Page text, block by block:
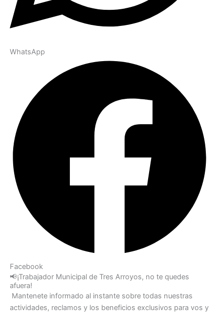
WhatsApp
Facebook
📢¡Trabajador Municipal de Tres Arroyos, no te quedes
afuera!
Mantenete informado al instante sobre todas nuestras
actividades, reclamos y los beneficios exclusivos para vos y